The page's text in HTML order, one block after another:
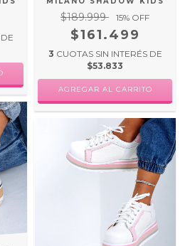
$189.999 15% OFF
$161.499
3 CUOTAS SIN INTERÉS DE
$53.833
AGREGAR AL CARRITO